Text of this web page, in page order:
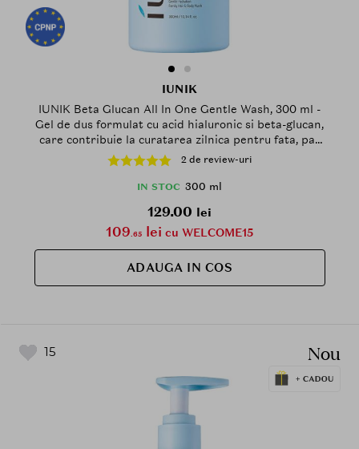
IUNIK
IUNIK Beta Glucan All In One Gentle Wash, 300 ml -
Gel de dus formulat cu acid hialuronic si beta-glucan,
care contribuie la curatarea zilnica pentru fata, par
si corp si la metinerea echilibrului natural al pielii
2 de review-uri
IN STOC 300 ml
129.00 lei
109.65 lei cu WELCOME15
ADAUGA IN COS
15 Nou